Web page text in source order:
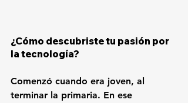
¿Cómo descubriste tu pasión por
la tecnología?
Comenzó cuando era joven, al
terminar la primaria. En ese